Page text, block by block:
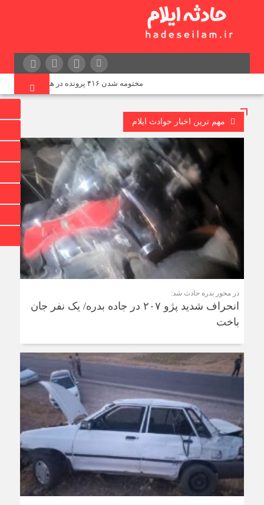
مختومه شدن ۴۱۶ پرونده در هیئت‌های صلح ایلام
مهم ترین اخبار حوادث ایلام
در محور بدره حادث شد:
انحراف شدید پژو ۲۰۷ در جاده بدره/ یک نفر جان
باخت